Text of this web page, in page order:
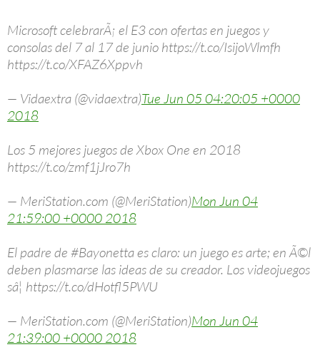
Microsoft celebrarÃ¡ el E3 con ofertas en juegos y
consolas del 7 al 17 de junio https://t.co/IsijoWlmfh
https://t.co/XFAZ6Xppvh
— Vidaextra (@vidaextra)Tue Jun 05 04:20:05 +0000
2018
Los 5 mejores juegos de Xbox One en 2018
https://t.co/zmf1jJro7h
— MeriStation.com (@MeriStation)Mon Jun 04
21:59:00 +0000 2018
El padre de #Bayonetta es claro: un juego es arte; en Ã©l
deben plasmarse las ideas de su creador. Los videojuegos
sâ¦ https://t.co/dHotfl5PWU
— MeriStation.com (@MeriStation)Mon Jun 04
21:39:00 +0000 2018